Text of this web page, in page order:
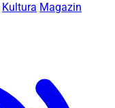
Kultura Magazin